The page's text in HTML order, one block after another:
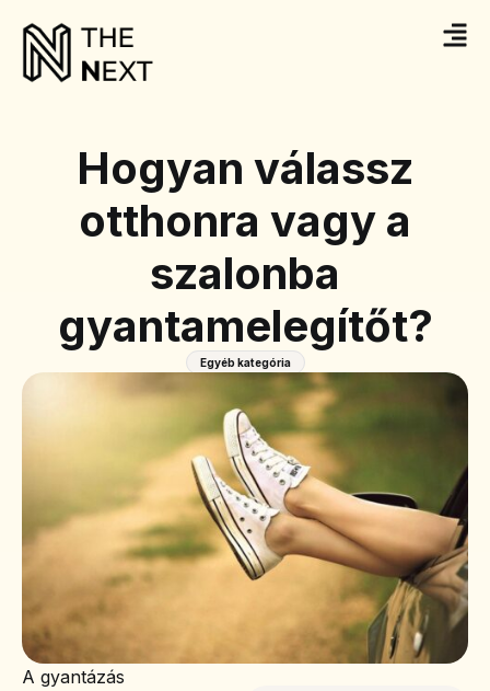
Hogyan válassz
otthonra vagy a
szalonba
gyantamelegítőt?
Egyéb kategória
A gyantázás